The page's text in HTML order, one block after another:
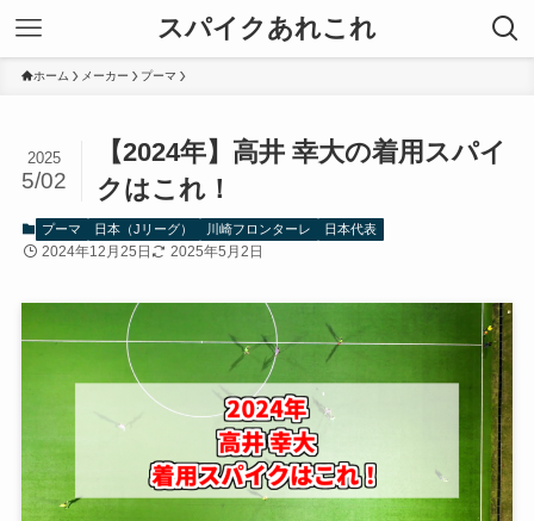
スパイクあれこれ
ホーム メーカー プーマ
【2024年】高井 幸大の着用スパイ
クはこれ！
2025
5/02
プーマ 日本（Jリーグ） 川崎フロンターレ 日本代表
2024年12月25日 2025年5月2日